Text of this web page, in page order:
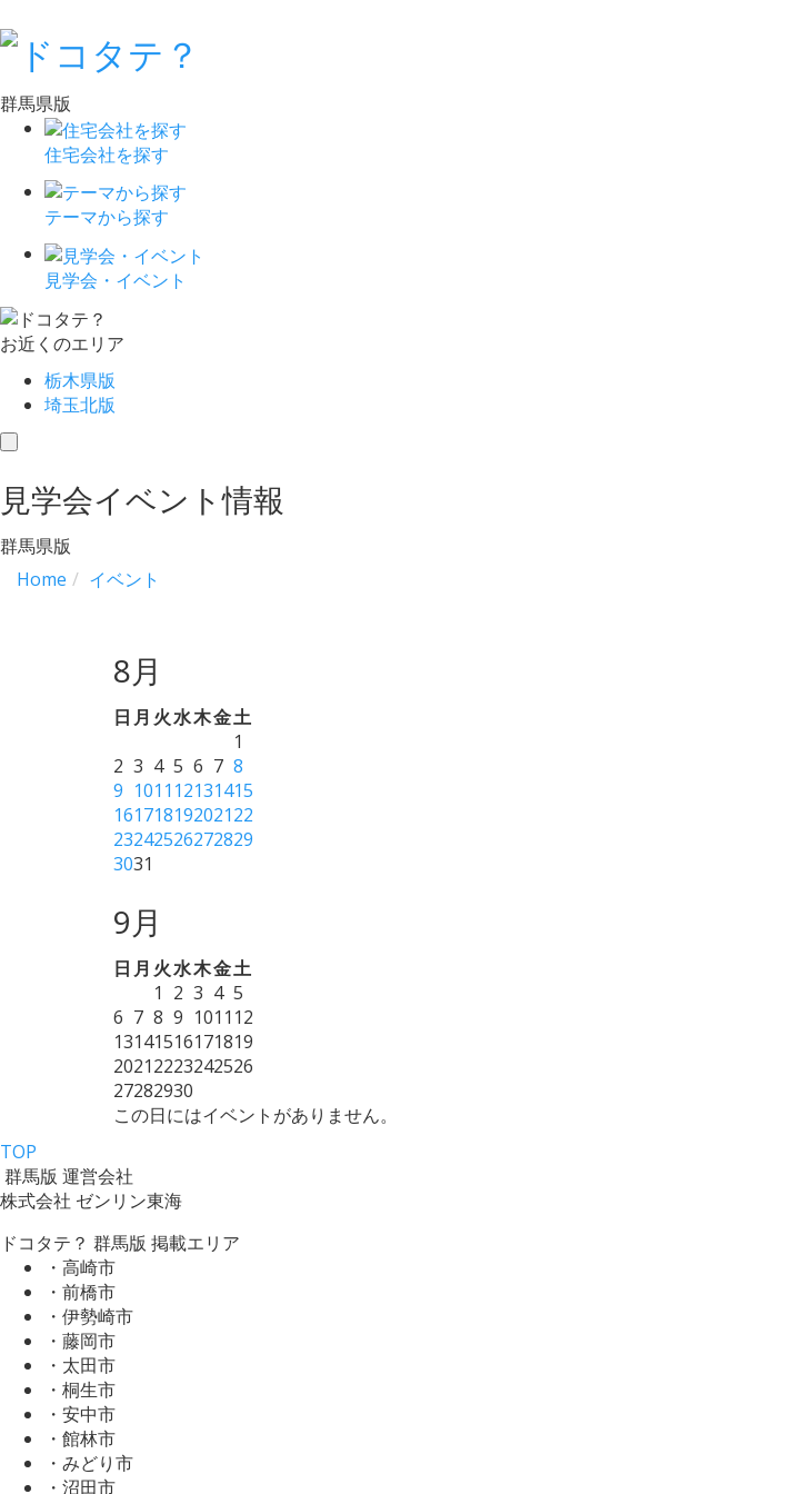
群馬県版
住宅会社を探す
テーマから探す
見学会・イベント
お近くのエリア
栃木県版
埼玉北版
toggle
見学会イベント情報
群馬県版
Home
イベント
8月
日 月 火水木金土
1
2 3 4 5 6 7 8
9 1011 12131415
16171819202122
23242526272829
3031
9月
日 月 火水木金土
1 2 3 4 5
6 7 8 9 1011 12
13141516171819
20212223242526
27282930
この日にはイベントがありません。
TOP
群馬版 運営会社
株式会社 ゼンリン東海
ドコタテ？ 群馬版 掲載エリア
・高崎市
・前橋市
・伊勢崎市
・藤岡市
・太田市
・桐生市
・安中市
・館林市
・みどり市
・沼田市